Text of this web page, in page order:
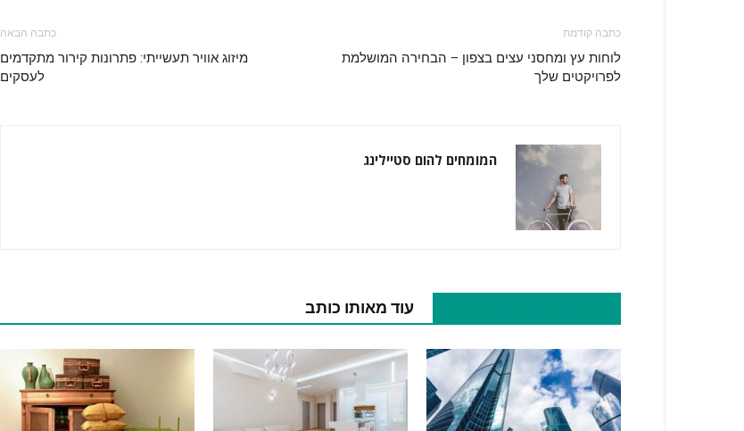
כתבה קודמת
לוחות עץ ומחסני עצים בצפון – הבחירה המושלמת
לפרויקטים שלך
כתבה הבאה
מיזוג אוויר תעשייתי: פתרונות קירור מתקדמים
לעסקים
המומחים להום סטיילינג
עוד מאותו כותב